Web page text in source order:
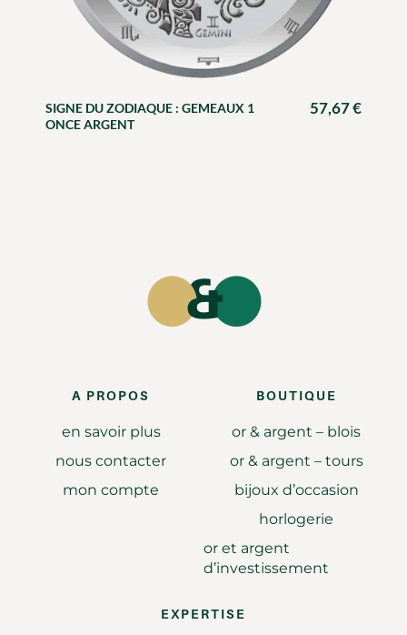
SIGNE DU ZODIAQUE : GEMEAUX 1
ONCE ARGENT
57,67€
A PROPOS
en savoir plus
nous contacter
mon compte
BOUTIQUE
or & argent – blois
or & argent – tours
bijoux d’occasion
horlogerie
or et argent
d’investissement
EXPERTISE